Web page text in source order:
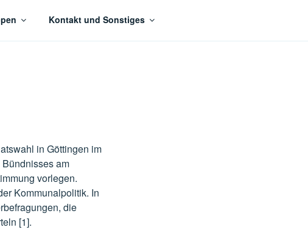
Kontakt und Sonstiges
in Göttingen im
am
vorlegen.
Kommunalpolitik. In
die
[1].